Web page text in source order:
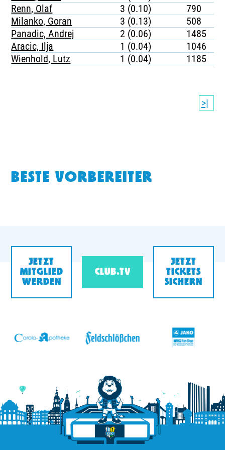
Renn, Olaf
3 (0.10)
790
Milanko, Goran
3 (0.13)
508
Panadic, Andrej
2 (0.06)
1485
Aracic, Ilja
1 (0.04)
1046
Wienhold, Lutz
1 (0.04) 1185
>|
BESTE VORBEREITER
JETZT
MITGLIED
WERDEN
CLUB.TV
JETZT
TICKETS
SICHERN